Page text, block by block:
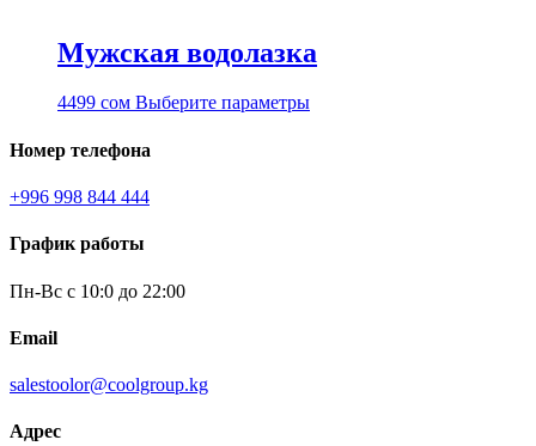
Мужская водолазка
4499 сом Выберите параметрыЭтот
Номер телефона
+996 998 844 444
График работы
Пн-Вс с 10:0 до 22:00
Email
salestoolor@coolgroup.kg
Адрес